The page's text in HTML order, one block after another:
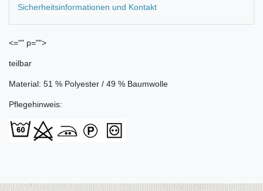
Sicherheitsinformationen und Kontakt
<="" p="">
teilbar
Material: 51 % Polyester / 49 % Baumwolle
Pflegehinweis: